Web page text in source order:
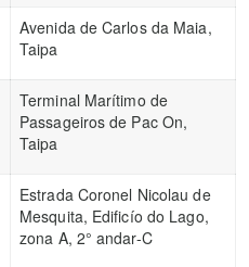
Avenida de Carlos da Maia,
Taipa
Terminal Marítimo de
Passageiros de Pac On,
Taipa
Estrada Coronel Nicolau de
Mesquita, Edificío do Lago,
zona A, 2° andar-C